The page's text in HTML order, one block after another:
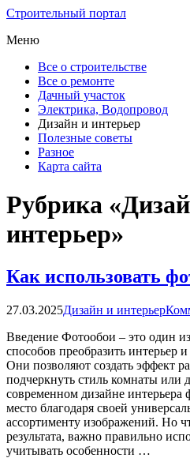
Строительный портал
Меню
Все о строительстве
Все о ремонте
Дачный участок
Электрика, Водопровод
Дизайн и интерьер
Полезные советы
Разное
Карта сайта
Рубрика
интерьер»
Как использовать
27.03.2025Дизайн и интерьер
Введение Фотообои – это один
способов преобразить интерьер
Они позволяют создать эффект
подчеркнуть стиль комнаты или
современном дизайне
место благодаря своей
ассортименту изображений. Но
результата, важно правильно
учитывать особенности …